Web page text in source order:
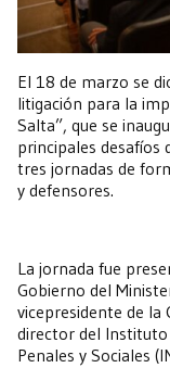
El 18 de marzo se
litigación para la
Salta”, que se
principales desafíos
tres jornadas de
y defensores.
La jornada fue
Gobierno del
vicepresidente de la
director del Instituto
Penales y Sociales